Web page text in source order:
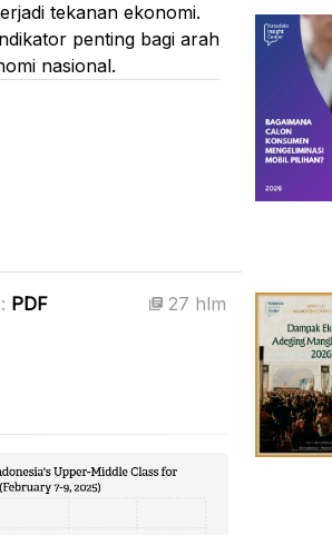
tekanan ekonomi.
penting bagi arah
nasional.
PDF 27 hlm